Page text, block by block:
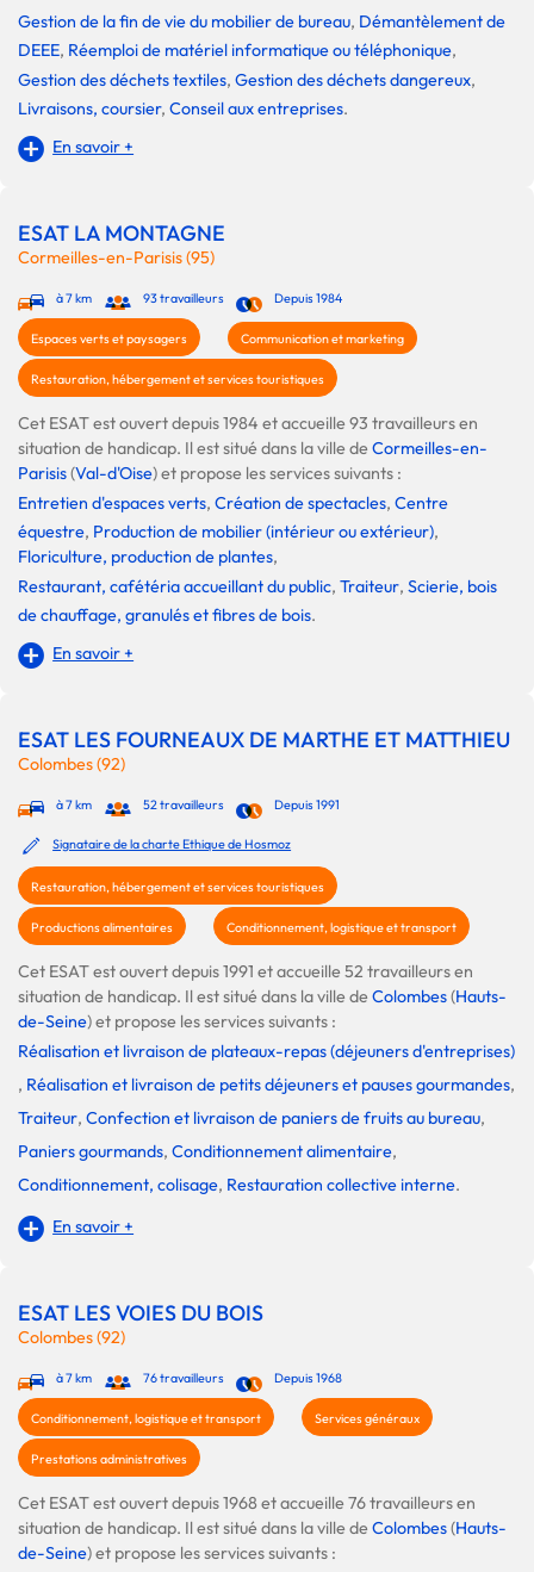
Gestion de la fin de vie du mobilier de bureau, Démantèlement de
DEEE, Réemploi de matériel informatique ou téléphonique,
Gestion des déchets textiles, Gestion des déchets dangereux,
Livraisons, coursier, Conseil aux entreprises.
En savoir +
ESAT LA MONTAGNE
Cormeilles-en-Parisis (95)
à 7 km 93 travailleurs Depuis 1984
Espaces verts et paysagers Communication et marketing
Restauration, hébergement et services touristiques
Cet ESAT est ouvert depuis 1984 et accueille 93 travailleurs en
situation de handicap. Il est situé dans la ville deCormeilles-en-
Parisis(Val-d'Oise) et propose les services suivants :
Entretien d'espaces verts, Création de spectacles, Centre
équestre, Production de mobilier (intérieur ou extérieur),
Floriculture, production de plantes,
Restaurant, cafétéria accueillant du public, Traiteur, Scierie, bois
de chauffage, granulés et fibres de bois.
En savoir +
ESAT LES FOURNEAUX DE MARTHE ET MATTHIEU
Colombes (92)
à 7 km 52 travailleurs Depuis 1991
Signataire de la charte Ethique de Hosmoz
Restauration, hébergement et services touristiques
Productions alimentaires Conditionnement, logistique et transport
Cet ESAT est ouvert depuis 1991 et accueille 52 travailleurs en
situation de handicap. Il est situé dans la ville deColombes(Hauts-
de-Seine) et propose les services suivants :
Réalisation et livraison de plateaux-repas (déjeuners d'entreprises)
, Réalisation et livraison de petits déjeuners et pauses gourmandes,
Traiteur, Confection et livraison de paniers de fruits au bureau,
Paniers gourmands, Conditionnement alimentaire,
Conditionnement, colisage, Restauration collective interne.
En savoir +
ESAT LES VOIES DU BOIS
Colombes (92)
à 7 km 76 travailleurs Depuis 1968
Conditionnement, logistique et transport Services généraux
Prestations administratives
Cet ESAT est ouvert depuis 1968 et accueille 76 travailleurs en
situation de handicap. Il est situé dans la ville deColombes(Hauts-
de-Seine) et propose les services suivants :